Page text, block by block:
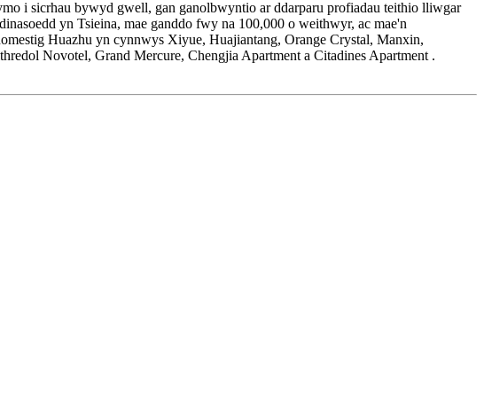
i sicrhau bywyd gwell, gan ganolbwyntio ar ddarparu profiadau teithio lliwgar
yn Tsieina, mae ganddo fwy na 100,000 o weithwyr, ac mae'n
Huazhu yn cynnwys Xiyue, Huajiantang, Orange Crystal, Manxin,
Novotel, Grand Mercure, Chengjia Apartment a Citadines Apartment .